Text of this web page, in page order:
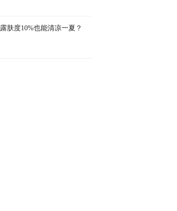
露肤度10%也能清凉一夏？